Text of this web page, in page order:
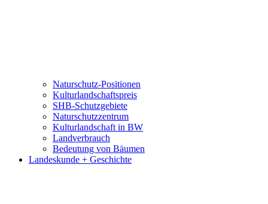
Naturschutz-Positionen
Kulturlandschaftspreis
SHB-Schutzgebiete
Naturschutzzentrum
Kulturlandschaft in BW
Landverbrauch
Bedeutung von Bäumen
Landeskunde + Geschichte